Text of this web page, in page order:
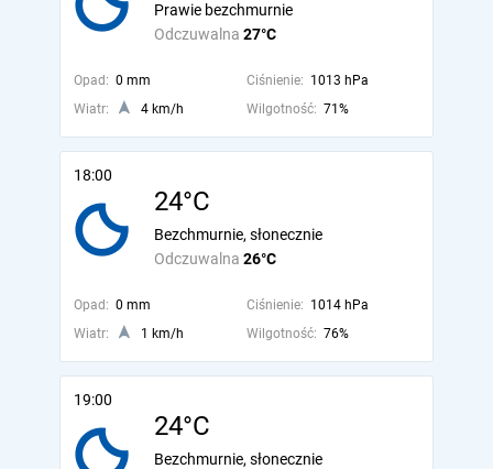
Odczuwalna 27°C
Prawie bezchmurnie
Opad: 0 mm Ciśnienie: 1013 hPa
Wiatr:
4 km/h Wilgotność: 71%
18:00
24°C
Odczuwalna 26°C
Bezchmurnie, słonecznie
Opad: 0 mm Ciśnienie: 1014 hPa
Wiatr:
1 km/h Wilgotność: 76%
19:00
24°C
Bezchmurnie, słonecznie